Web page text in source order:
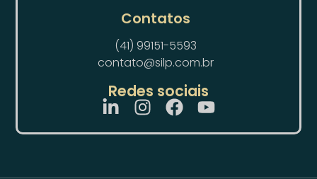
Contatos
(41) 99151-5593
contato@silp.com.br
Redes sociais